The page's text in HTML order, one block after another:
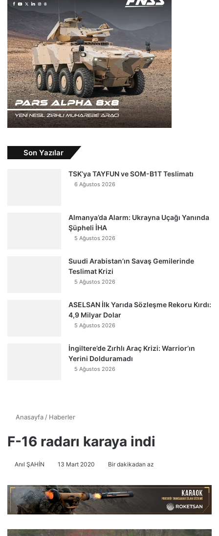
Son Yazılar
TSK’ya TAYFUN ve SOM-B1T Teslimatı
6 Ağustos 2026
Almanya’da Alarm: Ukrayna Uçağı Yanında
Şüpheli İHA
5 Ağustos 2026
Suudi Arabistan’ın Savaş Gemilerinde
Teslimat Krizi
5 Ağustos 2026
ASELSAN İlk Yarıda Sözleşme Rekoru Kırdı:
4,9 Milyar Dolar
5 Ağustos 2026
İngiltere’de Zırhlı Araç Krizi: Warrior’ın
Yerini Dolduramadı
5 Ağustos 2026